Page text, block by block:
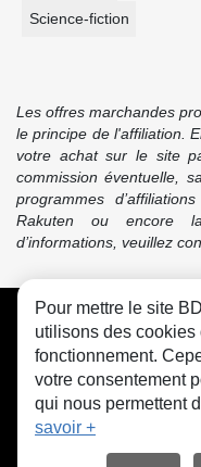
Science-fiction
Les offres marchandes
le principe de l'affiliation.
votre achat sur le site
commission éventuelle,
programmes
Rakuten ou encore
d’informations, veuillez
CGU
Pour mettre le site
utilisons des
fonctionnement.
votre consentement
qui nous permettent
savoir +